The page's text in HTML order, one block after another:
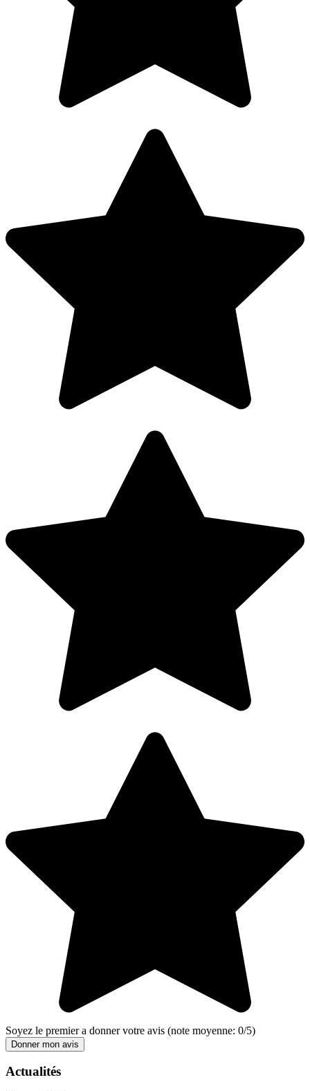
Soyez le premier a donner votre avis (note moyenne: 0/5)
Donner mon avis
Actualités